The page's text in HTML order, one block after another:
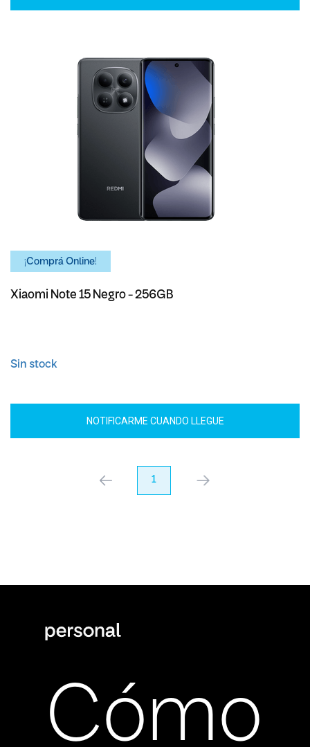
¡Comprá Online!
Xiaomi Note 15 Negro - 256GB
Sin stock
NOTIFICARME CUANDO LLEGUE
anterior 1 próximo
Cómo